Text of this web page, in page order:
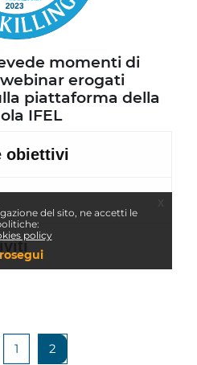
momenti di
erogati
piattaforma della
IFEL
precedente
1Pagina 1
2Pagina 2